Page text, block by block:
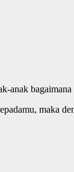
bagaimana
maka